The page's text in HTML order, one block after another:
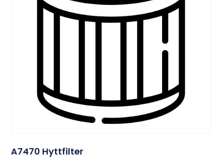
A7470 Hyttfilter